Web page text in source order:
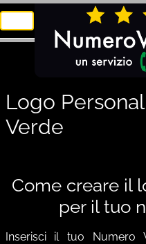
Toggle navigation
Logo
Verde
Come creare il
per il tuo
Inserisci il tuo Numero